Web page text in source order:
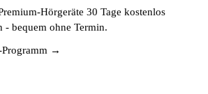
Hörgeräte 30 Tage kostenlos
- bequem ohne Termin.
Programm →